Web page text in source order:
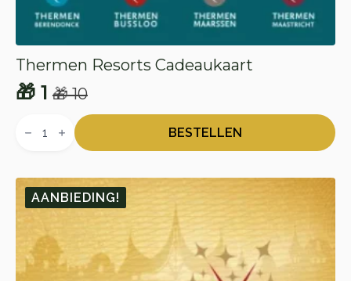
Thermen Resorts Cadeaukaart
🎁10
Oorspronkelijke
prijs
🎁 10.
🎁 1
Huidige
prijs
🎁 1.
Resorts
Cadeaukaart
BESTELLEN
AANBIEDING!